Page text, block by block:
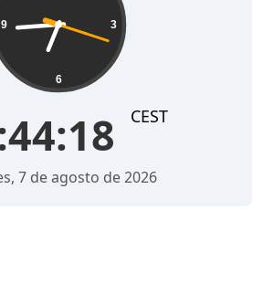
3
6
9
CEST
7 de agosto de 2026